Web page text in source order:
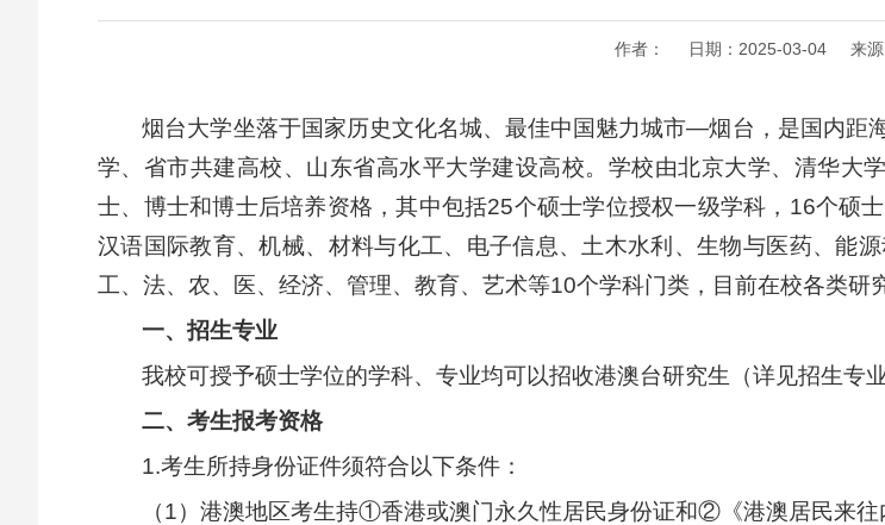
作者： 日期：2025-03-04 来源
烟台大学坐落于国家历史文化名城、最佳中国魅力城市—烟台，是国内距
学、省市共建高校、山东省高水平大学建设高校。学校由北京大学、清华大
士、博士和博士后培养资格，其中包括25个硕士学位授权一级学科，16个硕
汉语国际教育、机械、材料与化工、电子信息、土木水利、生物与医药、能
工、法、农、医、经济、管理、教育、艺术等10个学科门类，目前在校各类研
一、招生专业
我校可授予硕士学位的学科、专业均可以招收港澳台研究生（详见招生专业
二、考生报考资格
1.考生所持身份证件须符合以下条件：
（1）港澳地区考生持①香港或澳门永久性居民身份证和②《港澳居民来往